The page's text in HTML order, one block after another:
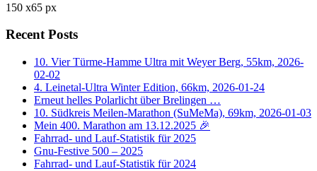
150 x65 px
Recent Posts
10. Vier Türme-Hamme Ultra mit Weyer Berg, 55km, 2026-
02-02
4. Leinetal-Ultra Winter Edition, 66km, 2026-01-24
Erneut helles Polarlicht über Brelingen …
10. Südkreis Meilen-Marathon (SuMeMa), 69km, 2026-01-03
Mein 400. Marathon am 13.12.2025 🎉
Fahrrad- und Lauf-Statistik für 2025
Gnu-Festive 500 – 2025
Fahrrad- und Lauf-Statistik für 2024